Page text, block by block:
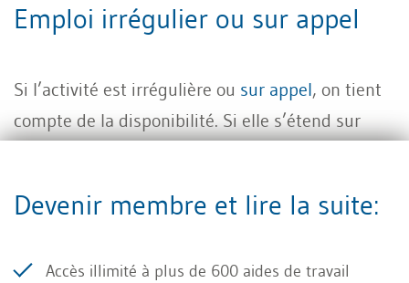
Emploi irrégulier ou sur appel
Si l’activité est irrégulière ou sur appel, on tient
compte de la disponibilité. Si elle s’étend sur
l’année complète, mais un droit peut exister
Devenir membre et lire la suite:
Accès illimité à plus de 600 aides de travail